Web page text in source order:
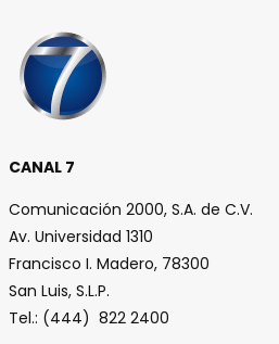
CANAL 7
Comunicación 2000, S.A. de C.V.
Av. Universidad 1310
Francisco I. Madero, 78300
San Luis, S.L.P.
Tel.: (444) 822 2400